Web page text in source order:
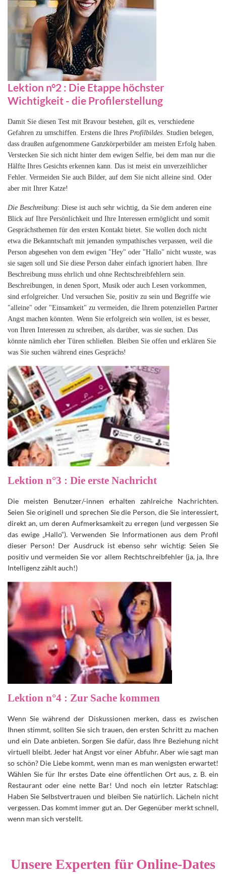
Lektion n°2 : Die Etappe höchster
Wichtigkeit - die Profilerstellung
Damit Sie diesen Test mit Bravour bestehen, gilt es, verschiedene
Gefahren zu umschiffen. Erstens die Ihres Profilbildes. Studien belegen,
dass draußen aufgenommene Ganzkörperbilder am meisten Erfolg haben.
Verstecken Sie sich nicht hinter dem ewigen Selfie, bei dem man nur die
Hälfte Ihres Gesichts erkennen kann. Das ist meist ein unverzeihlicher
Fehler. Vermeiden Sie auch Bilder, auf dem Sie nicht alleine sind. Oder
aber mit Ihrer Katze!
Die Beschreibung: Diese ist auch sehr wichtig, da Sie dem anderen eine
Blick auf Ihre Persönlichkeit und Ihre Interessen ermöglicht und somit
Gesprächsthemen für den ersten Kontakt bietet. Sie wollen doch nicht
etwa die Bekanntschaft mit jemanden sympathisches verpassen, weil die
Person abgesehen von dem ewigen "Hey" oder "Hallo" nicht wusste, was
sie sagen soll und Sie diese Person daher einfach ignoriert haben. Ihre
Beschreibung muss ehrlich und ohne Rechtschreibfehlern sein.
Beschreibungen, in denen Sport, Musik oder auch Lesen vorkommen,
sind erfolgreicher. Und versuchen Sie, positiv zu sein und Begriffe wie
"alleine" oder "Einsamkeit" zu vermeiden, die Ihrem potenziellen Partner
Angst machen könnten. Wenn Sie erfolgreich sein wollen, ist es besser,
von Ihren Interessen zu schreiben, als darüber, was sie suchen. Das
könnte nämlich eher Türen schließen. Bleiben Sie offen und erklären Sie
was Sie suchen während eines Gesprächs!
Lektion n°3 : Die erste Nachricht
Die meisten Benutzer/-innen erhalten zahlreiche Nachrichten.
Seien Sie originell und sprechen Sie die Person, die Sie interessiert,
direkt an, um deren Aufmerksamkeit zu erregen (und vergessen Sie
das ewige „Hallo“). Verwenden Sie Informationen aus dem Profil
dieser Person! Der Ausdruck ist ebenso sehr wichtig: Seien Sie
positiv und vermeiden Sie vor allem Rechtschreibfehler (ja, ja, Ihre
Intelligenz zählt auch!)
Lektion n°4 : Zur Sache kommen
Wenn Sie während der Diskussionen merken, dass es zwischen
Ihnen stimmt, sollten Sie sich trauen, den ersten Schritt zu machen
und ein Date anbieten. Sorgen Sie dafür, dass Ihre Beziehung nicht
virtuell bleibt. Jeder hat Angst vor einer Abfuhr. Aber wie sagt man
so schön? Die Liebe kommt, wenn man es man wenigsten erwartet!
Wählen Sie für Ihr erstes Date eine öffentlichen Ort aus, z. B. ein
Restaurant oder eine nette Bar! Und noch ein letzter Ratschlag:
Haben Sie Selbstvertrauen und bleiben Sie natürlich. Lächeln nicht
vergessen. Das kommt immer gut an. Der Gegenüber merkt schnell,
wenn man sich verstellt.
Unsere Experten für Online-Dates